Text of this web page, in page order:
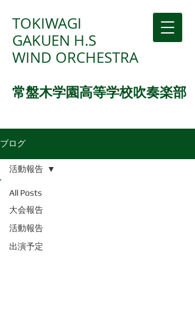
TOKIWAGI
GAKUEN H.S
WIND ORCHESTRA
常盤木学園高等学校吹奏楽部
ブログ
All Posts
大会報告
活動報告
出演予定
活動報告